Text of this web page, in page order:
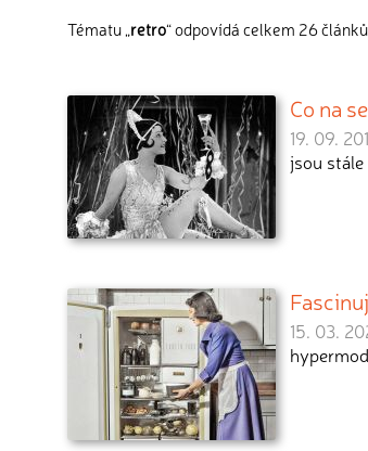
Tématu „retro“ odpovídá celkem 26
Co na
19. 09.
jsou
15. 03.